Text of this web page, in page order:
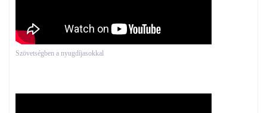
Szövetségben a nyugdíjasokkal